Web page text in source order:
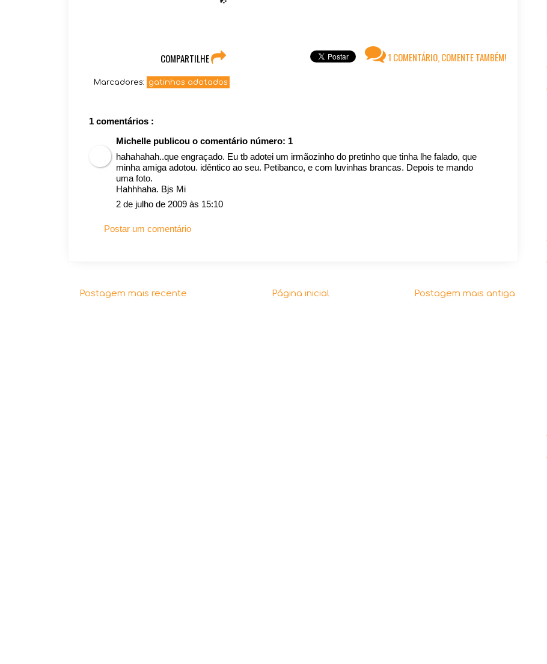
1 COMENTÁRIO, COMENTE TAMBÉM!
COMPARTILHE
Marcadores: gatinhos adotados
1 comentários :
Michelle publicou o comentário número: 1
hahahahah..que engraçado. Eu tb adotei um irmãozinho do pretinho que tinha lhe falado, que
minha amiga adotou. idêntico ao seu. Petibanco, e com luvinhas brancas. Depois te mando
uma foto.
Hahhhaha. Bjs Mi
2 de julho de 2009 às 15:10
Postar um comentário
Postagem mais recente Postagem mais antiga
Página inicial